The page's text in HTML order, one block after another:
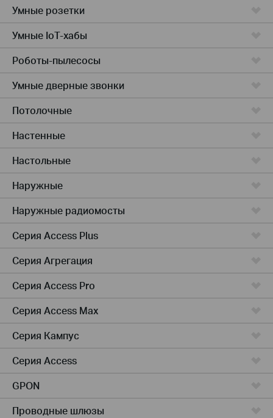
Умные розетки
Умные IoT-хабы
Роботы-пылесосы
Умные дверные звонки
Потолочные
Настенные
Настольные
Наружные
Наружные радиомосты
Серия Access Plus
Серия Агрегация
Серия Access Pro
Серия Access Max
Серия Кампус
Серия Access
GPON
Проводные шлюзы